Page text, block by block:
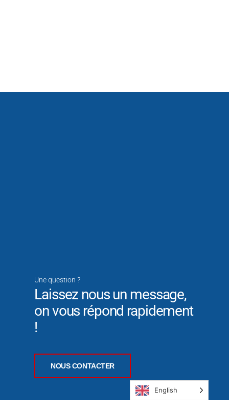
Une question ?
Laissez nous un message,
on vous répond rapidement
!
NOUS CONTACTER
English